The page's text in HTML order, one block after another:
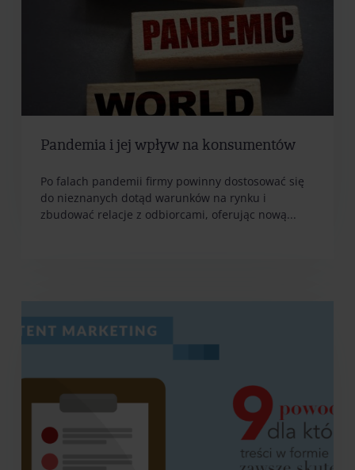
Pandemia i jej wpływ na konsumentów
Po falach pandemii firmy powinny dostosować się
do nieznanych dotąd warunków na rynku i
zbudować relacje z odbiorcami, oferując nową...